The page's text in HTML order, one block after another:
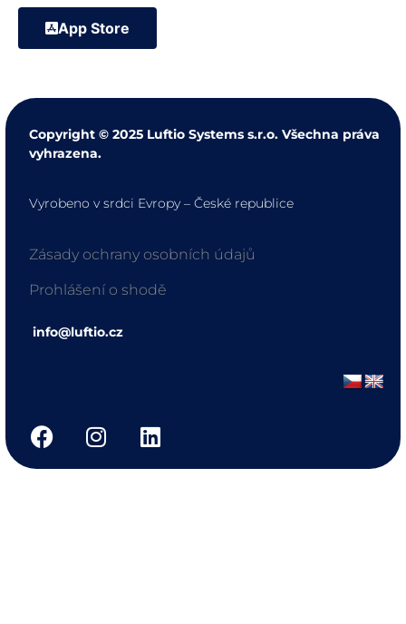
App Store
Copyright © 2025 Luftio Systems s.r.o. Všechna práva
vyhrazena.
Vyrobeno v srdci Evropy – České republice
Zásady ochrany osobních údajů
Prohlášení o shodě
info@luftio.cz